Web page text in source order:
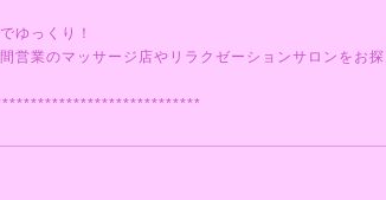
ゆっくり！
営業のマッサージ店やリラクゼーションサロンをお探